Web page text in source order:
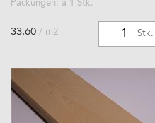
Packungen: à 1 Stk.
Stk.
33.60 / m2